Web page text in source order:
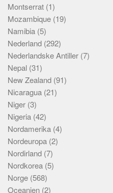
Montserrat (1)
Mozambique (19)
Namibia (5)
Nederland (292)
Nederlandske Antiller (7)
Nepal (31)
New Zealand (91)
Nicaragua (21)
Niger (3)
Nigeria (42)
Nordamerika (4)
Nordeuropa (2)
Nordirland (7)
Nordkorea (5)
Norge (568)
Oceanien (2)